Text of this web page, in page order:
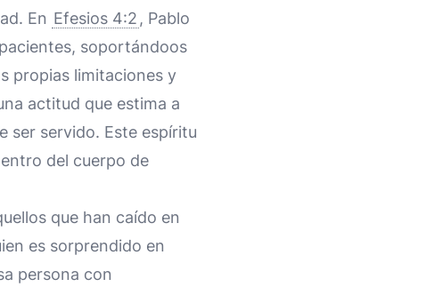
En Efesios 4:2 , Pablo
soportándoos
propias limitaciones y
actitud que estima a
ser servido. Este espíritu
del cuerpo de
que han caído en
es sorprendido en
persona con